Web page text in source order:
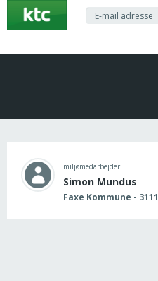
hovedindhold
miljømedarbejder
Simon Mundus
Faxe Kommune - 3111